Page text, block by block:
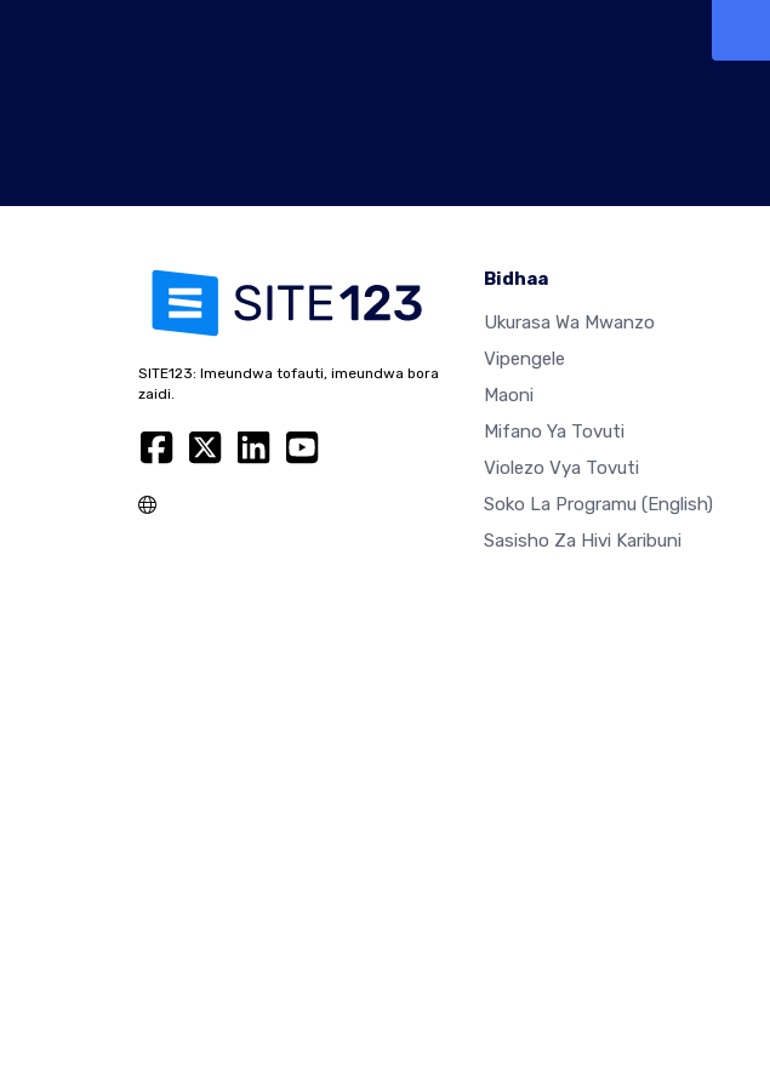
SITE123: Imeundwa tofauti, imeundwa bora
zaidi.
Bidhaa
Ukurasa Wa Mwanzo
Vipengele
Maoni
Mifano Ya Tovuti
Violezo Vya Tovuti
Soko La Programu (English)
Sasisho Za Hivi Karibuni